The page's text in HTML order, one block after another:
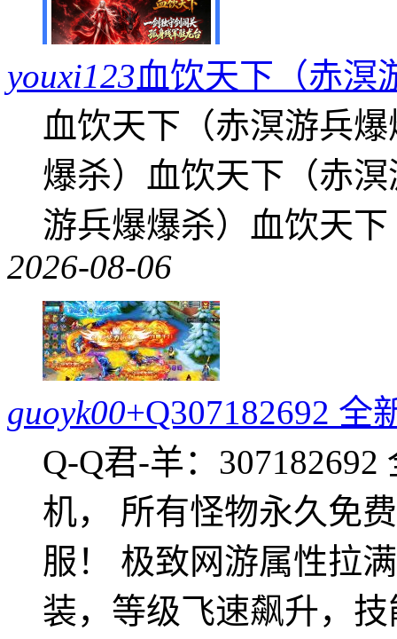
youxi123血饮天下（赤溟
血饮天下（赤溟游兵
爆杀）血饮天下（赤
游兵爆爆杀）血饮天
2026-08-06
guoyk00+Q307182692
Q-Q君-羊：
机， 所有怪物永久免
服！ 极致网游属性拉
装，等级飞速飙升，